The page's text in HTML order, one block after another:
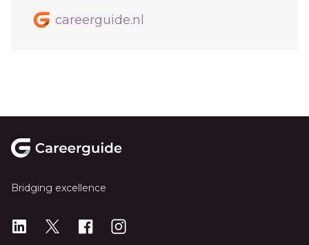
careerguide.nl
Bridging excellence
LinkedIn
X Instagram